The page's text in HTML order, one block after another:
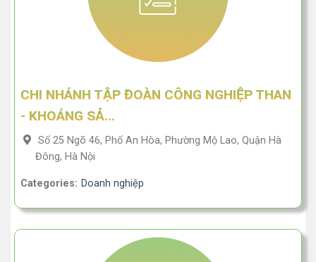
CHI NHÁNH TẬP ĐOÀN CÔNG NGHIỆP THAN
- KHOÁNG SẢ...
Số 25 Ngõ 46, Phố An Hòa, Phường Mộ Lao, Quận Hà
Đông, Hà Nội
Categories: Doanh nghiệp